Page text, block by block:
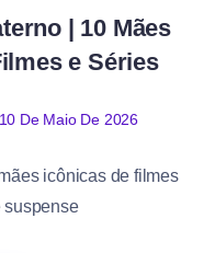
| 10 Mães
e Séries
10 De Maio De 2026
icônicas de filmes
suspense